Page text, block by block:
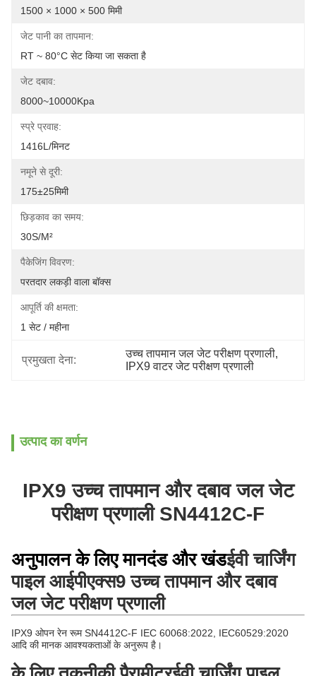
1500 × 1000 × 500 मिमी
जेट पानी का तापमान:
RT ~ 80°C सेट किया जा सकता है
जेट दबाव:
8000~10000Kpa
स्प्रे प्रवाह:
1416L/मिनट
नमूने से दूरी:
175±25मिमी
छिड़काव का समय:
30S/m²
पैकेजिंग विवरण:
परतदार लकड़ी वाला बॉक्स
आपूर्ति की क्षमता:
1 सेट / महीना
प्रमुखता देना:
उच्च तापमान जल जेट परीक्षण प्रणाली,
IPX9 वाटर जेट परीक्षण प्रणाली
उत्पाद का वर्णन
IPX9 उच्च तापमान और दबाव जल जेट
परीक्षण प्रणाली SN4412C-F
अनुपालन के लिए मानदंड और खंडईवी चार्जिंग
पाइल आईपीएक्स9 उच्च तापमान और दबाव
जल जेट परीक्षण प्रणाली
IPX9 ओपन रेन रूम SN4412C-F IEC 60068:2022, IEC60529:2020
आदि की मानक आवश्यकताओं के अनुरूप है।